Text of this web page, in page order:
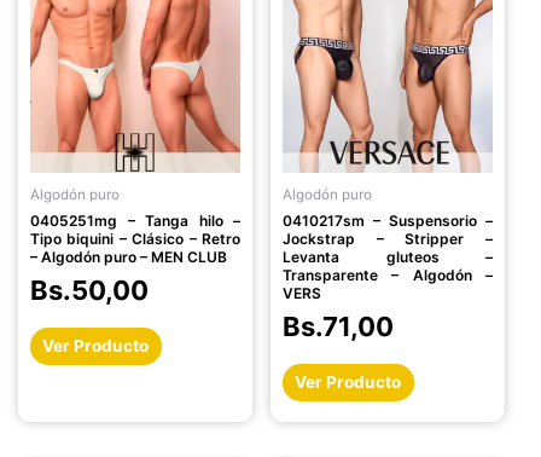
Algodón puro
0405251mg – Tanga hilo –
Tipo biquini – Clásico – Retro
– Algodón puro – MEN CLUB
Bs.50,00
Ver Producto
tiene
múltiples
variantes.
Las
opciones
se
pueden
en
la
producto
Algodón puro
0410217sm – Suspensorio –
Jockstrap – Stripper –
Levanta gluteos –
Transparente – Algodón –
VERS
Bs.71,00
Ver Producto
tiene
múltiples
variantes.
Las
opciones
se
pueden
en
la
página